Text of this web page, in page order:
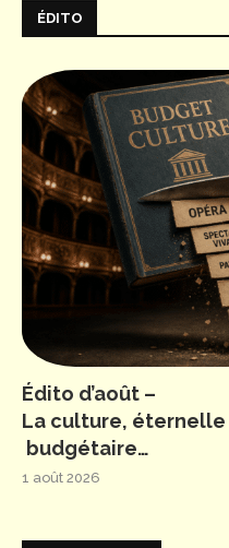
ÉDITO
Édito d’août –
La culture, éternelle
budgétaire…
1 août 2026